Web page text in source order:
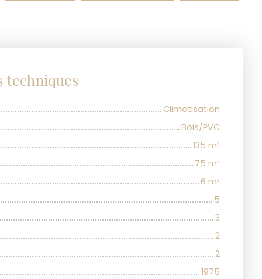
techniques
Climatisation
Bois/PVC
135 m²
75 m²
6 m²
5
3
2
2
1975